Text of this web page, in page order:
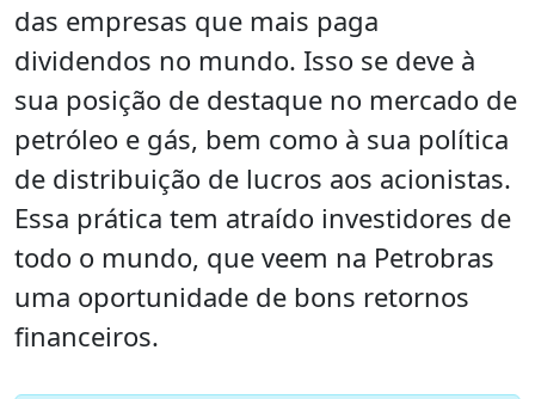
das empresas que mais paga
dividendos no mundo. Isso se deve à
sua posição de destaque no mercado de
petróleo e gás, bem como à sua política
de distribuição de lucros aos acionistas.
Essa prática tem atraído investidores de
todo o mundo, que veem na Petrobras
uma oportunidade de bons retornos
financeiros.